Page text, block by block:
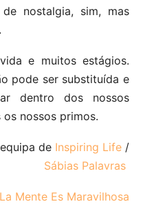
nostalgia, sim, mas
e muitos estágios.
pode ser substituída e
dentro dos nossos
nossos primos.
de Inspiring Life /
Sábias Palavras
La Mente Es Maravilhosa